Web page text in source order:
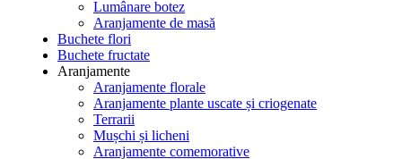
Lumânare botez
Aranjamente de masă
Buchete flori
Buchete fructate
Aranjamente
Aranjamente florale
Aranjamente plante uscate și criogenate
Terrarii
Mușchi și licheni
Aranjamente comemorative